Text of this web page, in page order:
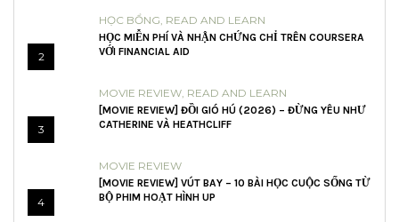
2
HỌC BỔNG, READ AND LEARN
HỌC MIỄN PHÍ VÀ NHẬN CHỨNG CHỈ TRÊN COURSERA
VỚI FINANCIAL AID
3
MOVIE REVIEW, READ AND LEARN
[MOVIE REVIEW] ĐỒI GIÓ HÚ (2026) – ĐỪNG YÊU NHƯ
CATHERINE VÀ HEATHCLIFF
4
MOVIE REVIEW
[MOVIE REVIEW] VÚT BAY – 10 BÀI HỌC CUỘC SỐNG TỪ
BỘ PHIM HOẠT HÌNH UP